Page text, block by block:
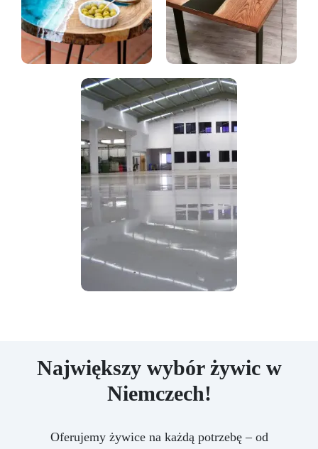
Największy wybór żywic w
Niemczech!
Oferujemy żywice na każdą potrzebę – od